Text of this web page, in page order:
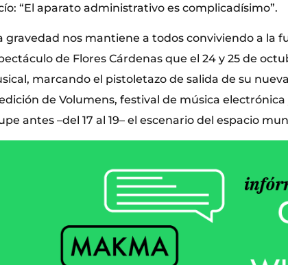
“El aparato administrativo es complicadísimo”.
gravedad nos mantiene a todos conviviendo a la
de Flores Cárdenas que el 24 y 25 de
marcando el pistoletazo de salida de su
de Volumens, festival de música
antes –del 17 al 19– el escenario del espacio